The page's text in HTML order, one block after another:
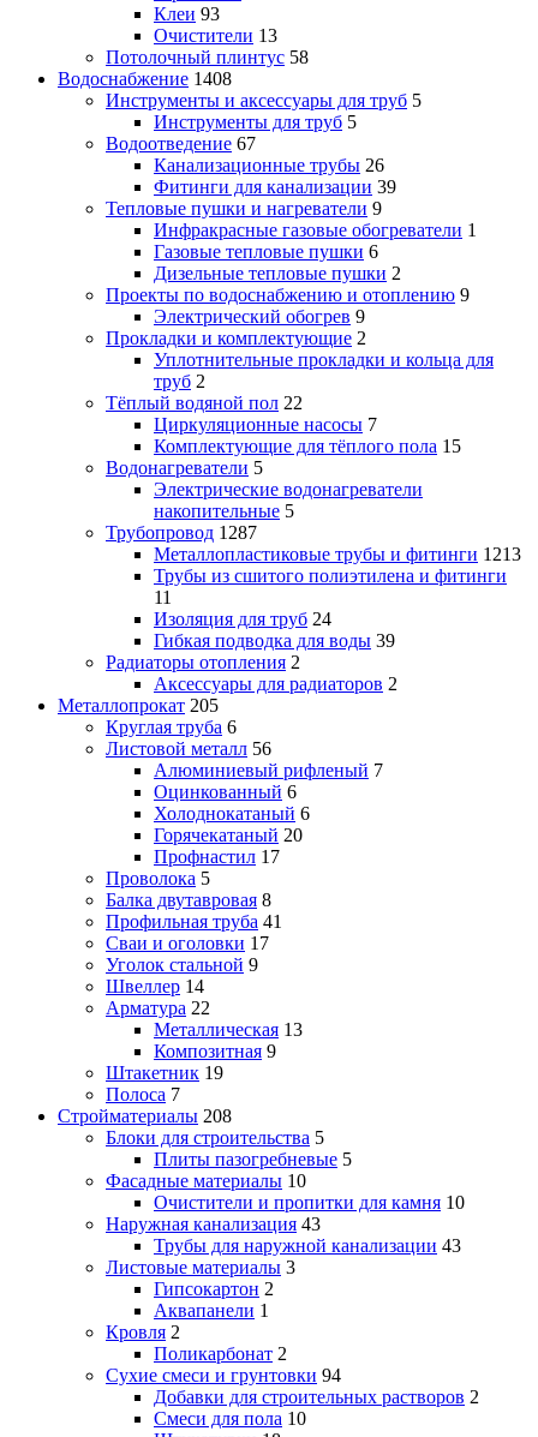
Клеи 93
Очистители 13
Потолочный плинтус 58
Водоснабжение 1408
Инструменты и аксессуары для труб 5
Инструменты для труб 5
Водоотведение 67
Канализационные трубы 26
Фитинги для канализации 39
Тепловые пушки и нагреватели 9
Инфракрасные газовые обогреватели 1
Газовые тепловые пушки 6
Дизельные тепловые пушки 2
Проекты по водоснабжению и отоплению 9
Электрический обогрев 9
Прокладки и комплектующие 2
Уплотнительные прокладки и кольца для
труб 2
Тёплый водяной пол 22
Циркуляционные насосы 7
Комплектующие для тёплого пола 15
Водонагреватели 5
Электрические водонагреватели
накопительные 5
Трубопровод 1287
Металлопластиковые трубы и фитинги 1213
Трубы из сшитого полиэтилена и фитинги
11
Изоляция для труб 24
Гибкая подводка для воды 39
Радиаторы отопления 2
Аксессуары для радиаторов 2
Металлопрокат 205
Круглая труба 6
Листовой металл 56
Алюминиевый рифленый 7
Оцинкованный 6
Холоднокатаный 6
Горячекатаный 20
Профнастил 17
Проволока 5
Балка двутавровая 8
Профильная труба 41
Сваи и оголовки 17
Уголок стальной 9
Швеллер 14
Арматура 22
Металлическая 13
Композитная 9
Штакетник 19
Полоса 7
Стройматериалы 208
Блоки для строительства 5
Плиты пазогребневые 5
Фасадные материалы 10
Очистители и пропитки для камня 10
Наружная канализация 43
Трубы для наружной канализации 43
Листовые материалы 3
Гипсокартон 2
Аквапанели 1
Кровля 2
Поликарбонат 2
Сухие смеси и грунтовки 94
Добавки для строительных растворов 2
Смеси для пола 10